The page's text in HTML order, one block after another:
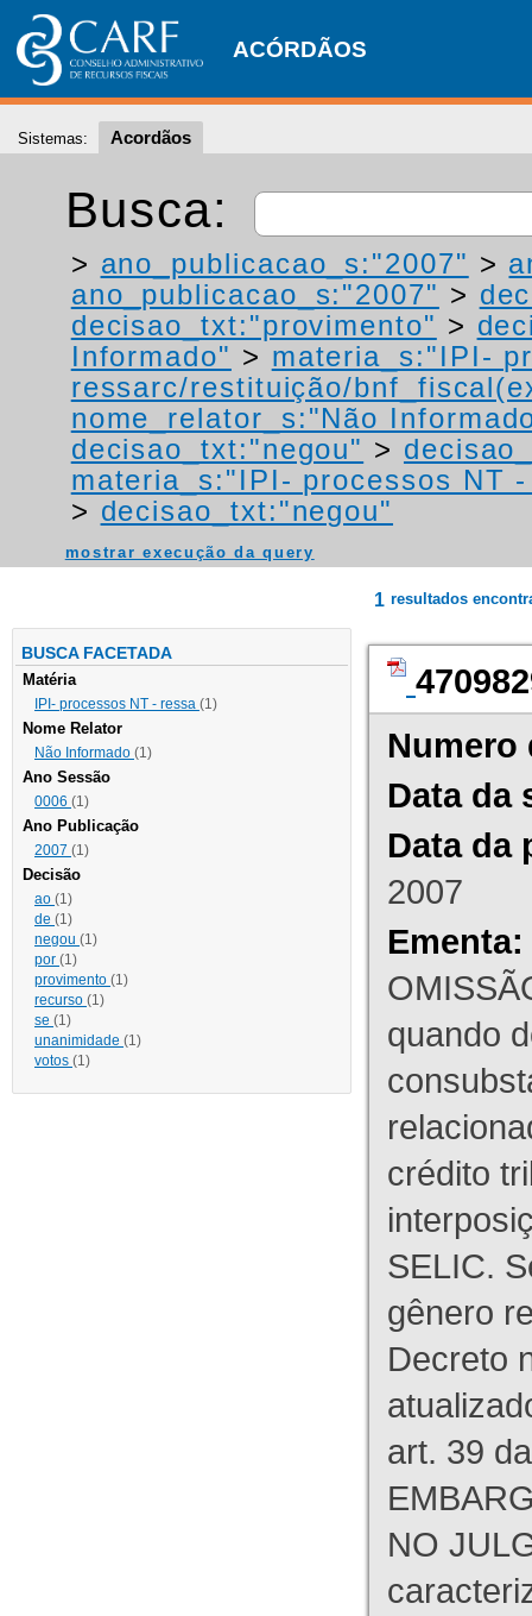
ACÓRDÃOS
Sistemas: Acordãos
Busca:
> ano_publicacao_s:"2007" >
ano_publicacao_s:"2007" >
decisao_txt:"provimento" >
Informado" > materia_s:"IPI-
ressarc/restituição/
nome_relator_s:"Não
decisao_txt:"negou" >
materia_s:"IPI- processos NT
> decisao_txt:"negou"
mostrar execução da query
BUSCA FACETADA
Matéria
IPI- processos NT - ressa (1)
Nome Relator
Não Informado (1)
Ano Sessão
0006 (1)
Ano Publicação
2007 (1)
Decisão
ao (1)
de (1)
negou (1)
por (1)
provimento (1)
recurso (1)
se (1)
unanimidade (1)
votos (1)
1 resultados
Numero
Data da
Data da
2007
Ementa:
quando
crédito
SELIC.
gênero
Decreto
art. 39
NO